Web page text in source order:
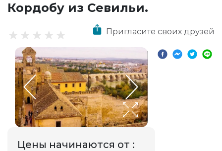
Кордобу из Севильи.
Пригласите своих друзей
Цены начинаются от :